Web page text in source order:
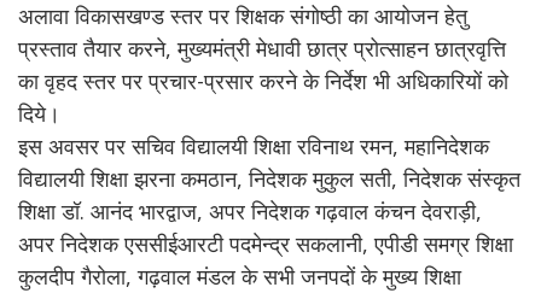
अलावा विकासखण्ड स्तर पर शिक्षक संगोष्ठी का आयोजन हेतु
प्रस्ताव तैयार करने, मुख्यमंत्री मेधावी छात्र प्रोत्साहन छात्रवृत्ति
का वृहद स्तर पर प्रचार-प्रसार करने के निर्देश भी अधिकारियों को
दिये।
इस अवसर पर सचिव विद्यालयी शिक्षा रविनाथ रमन, महानिदेशक
विद्यालयी शिक्षा झरना कमठान, निदेशक मुकुल सती, निदेशक संस्कृत
शिक्षा डॉ. आनंद भारद्वाज, अपर निदेशक गढ़वाल कंचन देवराड़ी,
अपर निदेशक एससीईआरटी पदमेन्द्र सकलानी, एपीडी समग्र शिक्षा
कुलदीप गैरोला, गढ़वाल मंडल के सभी जनपदों के मुख्य शिक्षा